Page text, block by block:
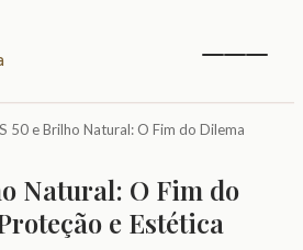
50 e Brilho Natural: O Fim do Dilema
Natural: O Fim do
e Estética